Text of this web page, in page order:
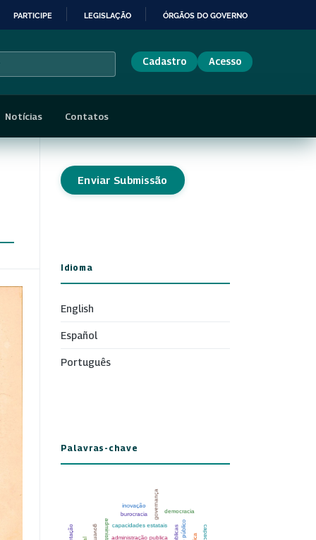
PARTICIPE LEGISLAÇÃO ÓRGÃOS DO GOVERNO
Cadastro Acesso
Notícias Contatos
Enviar Submissão
Idioma
English
Español
Português
Palavras-chave